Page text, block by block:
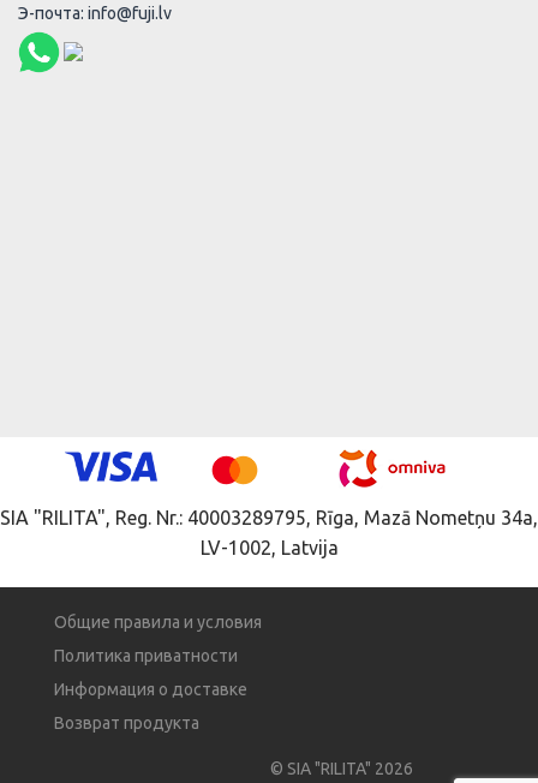
Э-почта: info@fuji.lv
SIA "RILITA", Reg. Nr.: 40003289795, Rīga, Mazā Nometņu 34a,
LV-1002, Latvija
Общие правила и условия
Политика приватности
Информация о доставке
Возврат продукта
© SIA "RILITA" 2026